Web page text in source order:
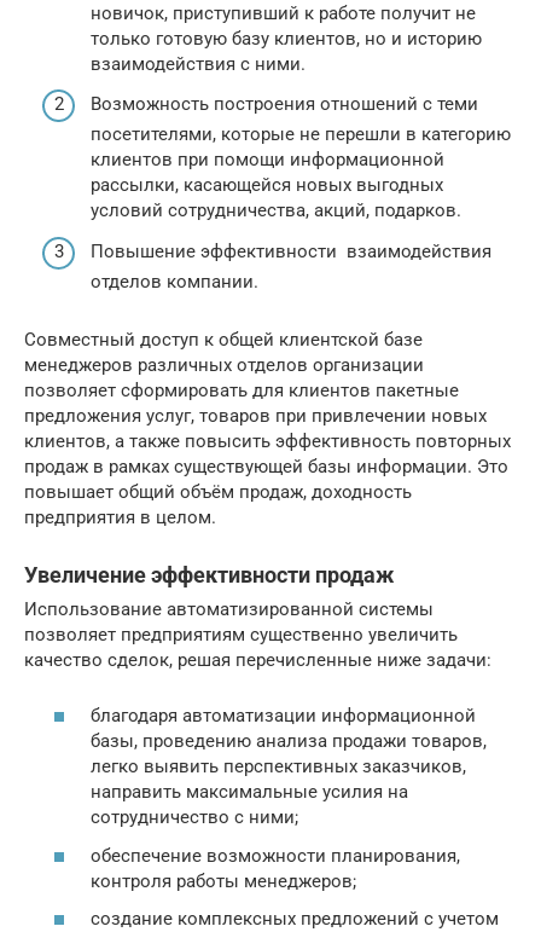
новичок, приступивший к работе получит не
только готовую базу клиентов, но и историю
взаимодействия с ними.
Возможность построения отношений с теми
посетителями, которые не перешли в категорию
клиентов при помощи информационной
рассылки, касающейся новых выгодных
условий сотрудничества, акций, подарков.
Повышение эффективности взаимодействия
отделов компании.
Совместный доступ к общей клиентской базе
менеджеров различных отделов организации
позволяет сформировать для клиентов пакетные
предложения услуг, товаров при привлечении новых
клиентов, а также повысить эффективность повторных
продаж в рамках существующей базы информации. Это
повышает общий объём продаж, доходность
предприятия в целом.
Увеличение эффективности продаж
Использование автоматизированной системы
позволяет предприятиям существенно увеличить
качество сделок, решая перечисленные ниже задачи:
благодаря автоматизации информационной
базы, проведению анализа продажи товаров,
легко выявить перспективных заказчиков,
направить максимальные усилия на
сотрудничество с ними;
обеспечение возможности планирования,
контроля работы менеджеров;
создание комплексных предложений с учетом